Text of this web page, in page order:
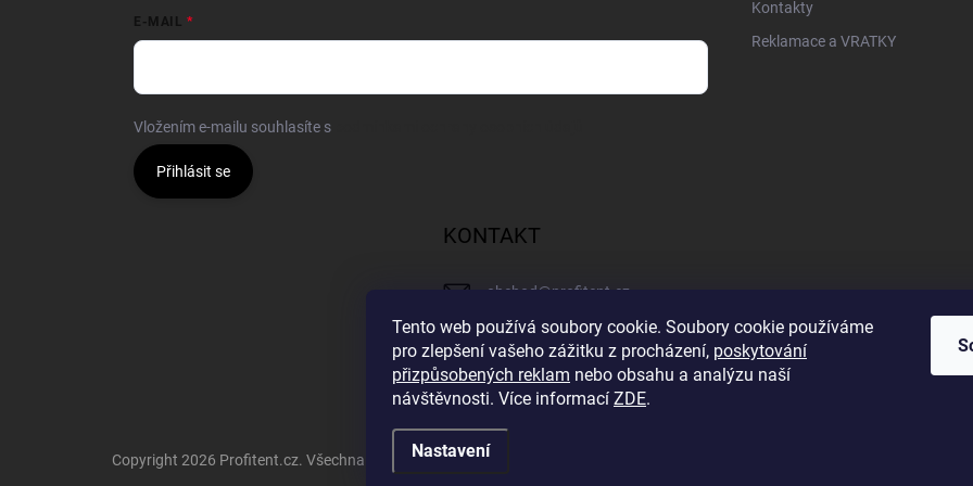
Tento web používá soubory cookie. Soubory cookie používáme
pro zlepšení vašeho zážitku z procházení, poskytování
přizpůsobených reklam nebo obsahu a analýzu naší
návštěvnosti. Více informací ZDE.
Nastavení
E-MAIL
Vložením e-mailu souhlasíte s
Přihlásit se
Kontakty
Reklamace a VRATKY
KONTAKT
obchod@profitent.cz
+420770645768
https://www.facebook.com/profitent.sk/
Copyright 2026 Profitent.cz. Všechna práva vyhrazena.